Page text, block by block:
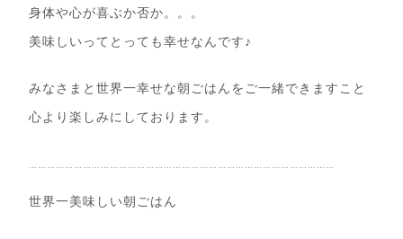
身体や心が喜ぶか否か。。。
美味しいってとっても幸せなんです♪
みなさまと世界一幸せな朝ごはんをご一緒できますこと
心より楽しみにしております。
世界一美味しい朝ごはん